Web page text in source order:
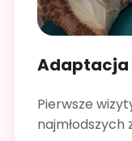
Adaptacja
Pierwsze
najmłodszych